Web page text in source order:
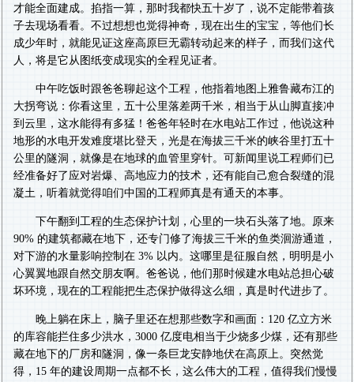
才能全面建成。掐指一算，那时我都快五十岁了，说不定能带着孩
子去现场看看。不过想想也觉得神奇，现在出生的宝宝，等他们长
成少年时，就能见证这座高原巨无霸转动起来的样子，而我们这代
人，将是它从图纸变成现实的全程见证者。
中午吃饭时跟爸爸聊起这个工程，他指着地图上雅鲁藏布江的
大拐弯说：你看这里，五十公里落差两千米，相当于从山脚直接冲
到云里，这水能得有多猛！爸爸年轻时在水电站工作过，他说这种
地形的水电开发难度堪比登天，光是在海拔三千米的峡谷里打五十
公里的隧洞，就像是在地球的血管里穿针。可新闻里说工程师们已
经准备好了应对岩爆、高地应力的技术，还有能自己愈合裂缝的混
凝土，听着就觉得咱们中国的工程师真是有通天的本事。
下午翻到工程的生态保护计划，心里的一块石头落了地。原来
90% 的建筑都藏在地下，还专门修了海拔三千米的鱼类洄游通道，
对下游的水量影响控制在 3% 以内。这哪里是征服自然，明明是小
心翼翼地跟自然交朋友啊。爸爸说，他们那时候建水电站总担心破
坏环境，现在的工程能把生态保护做得这么细，真是时代进步了。
晚上躺在床上，脑子里还在想那些数字和画面：120 亿立方米
的库容能拦住多少洪水，3000 亿度电相当于少烧多少煤，还有那些
藏在地下的厂房和隧洞，像一条巨龙安静地伏在高原上。突然觉
得，15 年的建设周期一点都不长，这么伟大的工程，值得我们慢慢